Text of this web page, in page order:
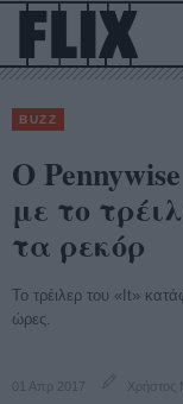
BUZZ
O
με τo
τα ρεκόρ
Το τρέιλερ του «It»
ώρες.
01 Απρ 2017 Χρήστος